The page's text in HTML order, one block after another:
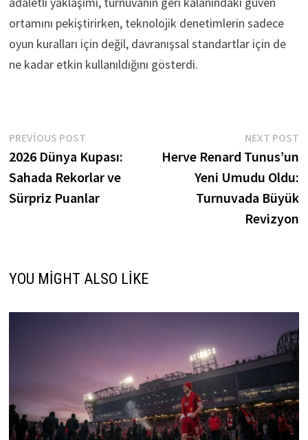
ortamını pekiştirirken, teknolojik denetimlerin sadece
oyun kuralları için değil, davranışsal standartlar için de
ne kadar etkin kullanıldığını gösterdi.
Yazı
gezinmesi
PREVIOUS POSTPrevious
post:
2026 Dünya Kupası:
Sahada Rekorlar ve
Sürpriz Puanlar
NEXT POST
Herve Renard Tunus’un
Yeni Umudu Oldu:
Turnuvada Büyük
Revizyon
YOU MIGHT ALSO LIKE